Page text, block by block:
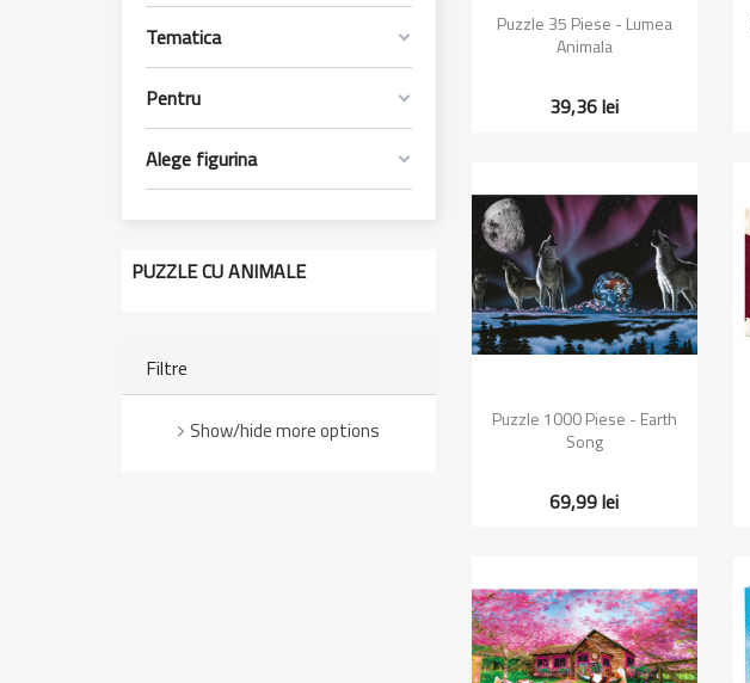
Tematica
Pentru
Alege figurina
PUZZLE CU ANIMALE
Filtre
Show/hide more options
Vizualizare rapida
Puzzle 35 Piese - Lumea
Animala
39,36 lei
Vizualizare rapida
Puzzle 1000 Piese - Earth
Song
69,99 lei